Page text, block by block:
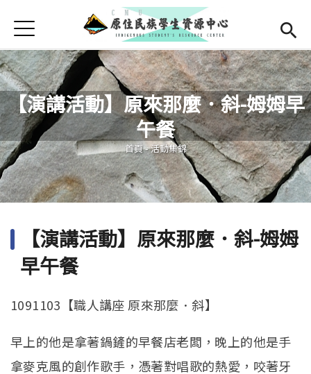
首頁
學務處首頁(link is external)
最新消息
中心簡介
Open
成員介紹
活動集錦
English
Jump to Navigation
Jump to Main content
【演講活動】原來那麼．斜-姆姆早
午餐
您在這裡
首頁-活動集錦
【演講活動】原來那麼．斜-姆姆
早午餐
1091103【職人講座 原來那麼．斜】
早上的他是拿著鍋鏟的早餐店老闆，晚上的他是手
拿麥克風的創作歌手，憑著對唱歌的熱愛，咬著牙